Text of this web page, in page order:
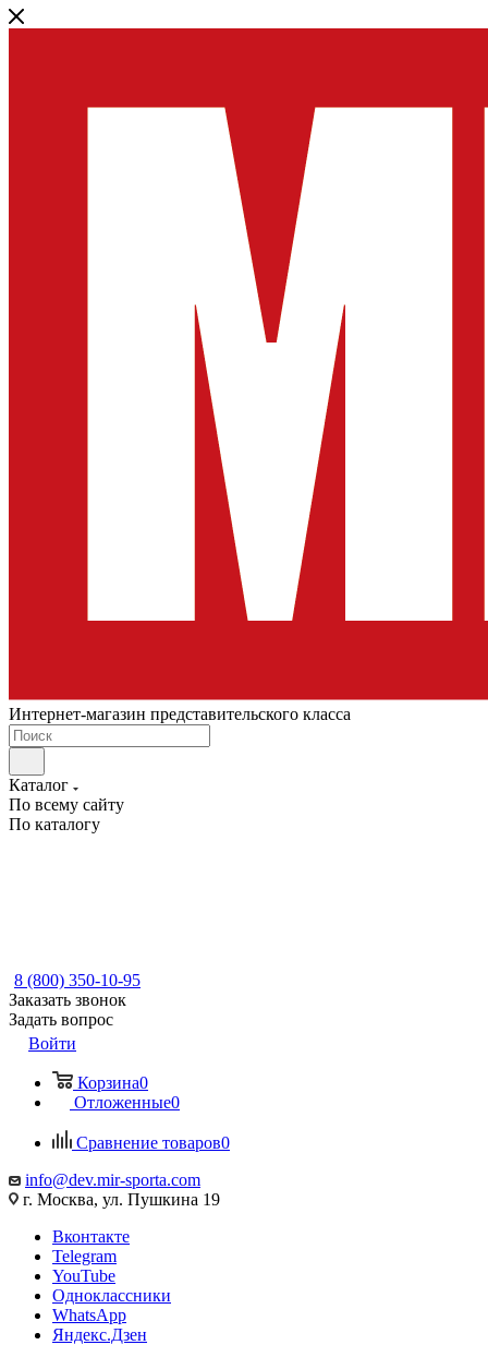
Интернет-магазин представительского класса
Каталог
По всему сайту
По каталогу
8 (800) 350-10-95
Заказать звонок
Задать вопрос
Войти
Корзина0
Отложенные0
Сравнение товаров0
info@dev.mir-sporta.com
г. Москва, ул. Пушкина 19
Вконтакте
Telegram
YouTube
Одноклассники
WhatsApp
Яндекс.Дзен